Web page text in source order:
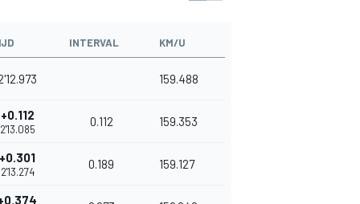
INTERVAL KM/U
159.488
+0.112
2'13.085
0.112 159.353
+0.301
2'13.274
0.189 159.127